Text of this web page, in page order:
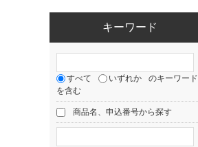
キーワード
すべて いずれか
のキーワード
を含む
商品名、申込番号から探す